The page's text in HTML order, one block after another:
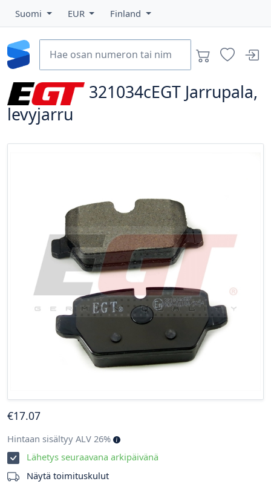
Suomi EUR Finland
321034cEGT Jarrupala,
levyjarru
€17.07
Hintaan sisältyy ALV 26%
Lähetys seuraavana arkipäivänä
Näytä toimituskulut